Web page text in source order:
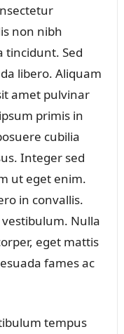
non nibh
Sed
libero. Aliquam
amet pulvinar
primis in
cubilia
Integer sed
ut eget enim.
in convallis.
Nulla
eget mattis
fames ac
tempus